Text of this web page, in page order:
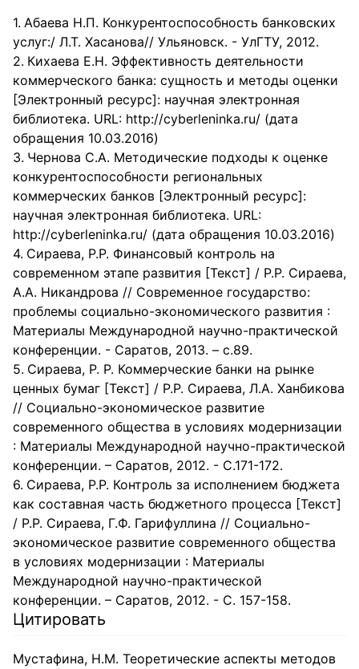
банка, т.е. отдачу его финансовых ресурсов, дополняя
анализ абсолютных показателей качественным
содержанием. Общий экономический смысл показателей
рентабельности проявляется в том, что они характеризуют
прибыль, получаемую с каждого затраченного банком
(собственного и заемного) рубля.
Абаева Н.П. Конкурентоспособность банковских
услуг:/ Л.Т. Хасанова// Ульяновск. - УлГТУ, 2012.
Кихаева Е.Н. Эффективность деятельности
коммерческого банка: сущность и методы оценки
[Электронный ресурс]: научная электронная
библиотека. URL: http://cyberleninka.ru/ (дата
обращения 10.03.2016)
Чернова С.А. Методические подходы к оценке
конкурентоспособности региональных
коммерческих банков [Электронный ресурс]:
научная электронная библиотека. URL:
http://cyberleninka.ru/ (дата обращения 10.03.2016)
Сираева, Р.Р. Финансовый контроль на
современном этапе развития [Текст] / Р.Р. Сираева,
А.А. Никандрова // Современное государство:
проблемы социально-экономического развития :
Материалы Международной научно-практической
конференции. - Саратов, 2013. – с.89.
Сираева, Р. Р. Коммерческие банки на рынке
ценных бумаг [Текст] / Р.Р. Сираева, Л.А. Ханбикова
// Социально-экономическое развитие
современного общества в условиях модернизации
: Материалы Международной научно-практической
конференции. – Саратов, 2012. - С.171-172.
Сираева, Р.Р. Контроль за исполнением бюджета
как составная часть бюджетного процесса [Текст]
/ Р.Р. Сираева, Г.Ф. Гарифуллина // Социально-
экономическое развитие современного общества
в условиях модернизации : Материалы
Международной научно-практической
конференции. – Саратов, 2012. - С. 157-158.
Цитировать
Мустафина, Н.М. Теоретические аспекты методов